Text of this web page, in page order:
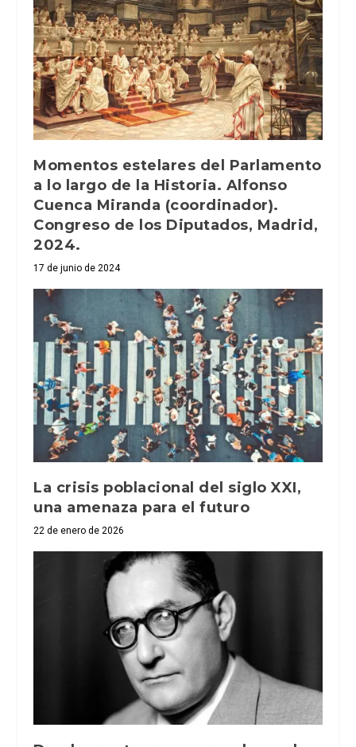
Momentos estelares del Parlamento
a lo largo de la Historia. Alfonso
Cuenca Miranda (coordinador).
Congreso de los Diputados, Madrid,
2024.
17 de junio de 2024
La crisis poblacional del siglo XXI,
una amenaza para el futuro
22 de enero de 2026